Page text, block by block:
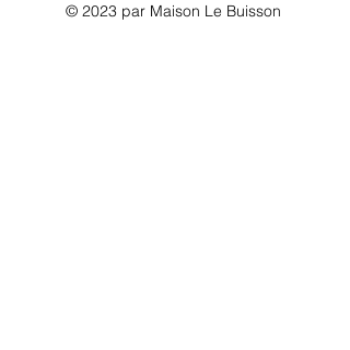
© 2023 par Maison Le Buisson